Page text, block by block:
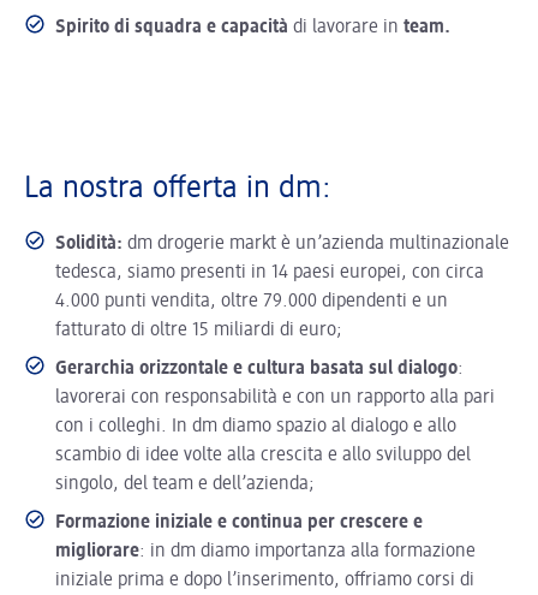
Spirito di squadra e capacità di lavorare in team.
La nostra offerta in dm:
Solidità: dm drogerie markt è un’azienda multinazionale
tedesca, siamo presenti in 14 paesi europei, con circa
4.000 punti vendita, oltre 79.000 dipendenti e un
fatturato di oltre 15 miliardi di euro;
Gerarchia orizzontale e cultura basata sul dialogo:
lavorerai con responsabilità e con un rapporto alla pari
con i colleghi. In dm diamo spazio al dialogo e allo
scambio di idee volte alla crescita e allo sviluppo del
singolo, del team e dell’azienda;
Formazione iniziale e continua per crescere e
migliorare: in dm diamo importanza alla formazione
iniziale prima e dopo l’inserimento, offriamo corsi di